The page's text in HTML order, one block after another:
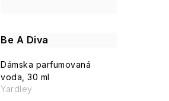
Be A Diva
Dámska parfumovaná
voda, 30 ml
Yardley